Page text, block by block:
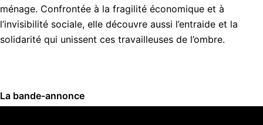
ménage. Confrontée à la fragilité économique et à
l’invisibilité sociale, elle découvre aussi l’entraide et la
solidarité qui unissent ces travailleuses de l’ombre.
La bande-annonce